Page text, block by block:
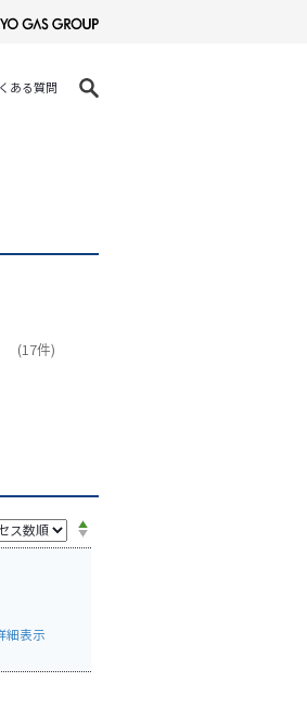
ある質問
(17件)
細表示